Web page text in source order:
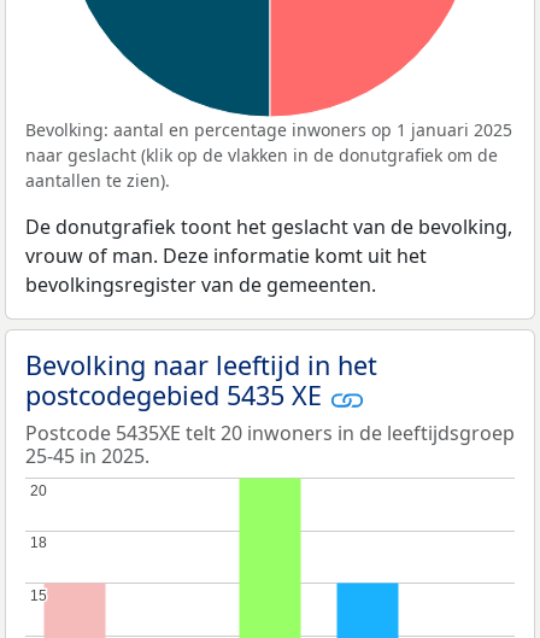
Bevolking: aantal en percentage inwoners op 1 januari 2025
naar geslacht (klik op de vlakken in de donutgrafiek om de
aantallen te zien).
De donutgrafiek toont het geslacht van de bevolking,
vrouw of man. Deze informatie komt uit het
bevolkingsregister van de gemeenten.
Bevolking naar leeftijd in het
postcodegebied 5435 XE
Postcode 5435XE telt 20 inwoners in de leeftijdsgroep
25-45 in 2025.
15
15
18
18
20
20